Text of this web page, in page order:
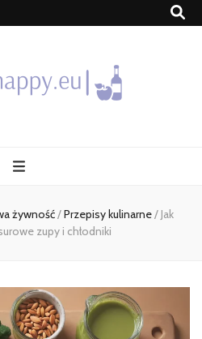
żywność/Przepisy kulinarne/Jak
zupy i chłodniki